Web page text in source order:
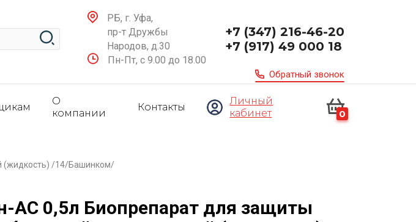
РБ, г. Уфа,
пр-т Дружбы
Народов, д.30
Пн-Пт, с 9.00 до 18.00
+7 (347) 216-46-20
+7 (917) 49 000 18
Обратный звонок
О
компании
Контакты
Личный
кабинет
0
(жидкость) /14/Башинком/
АС 0,5л Биопрепарат для защиты